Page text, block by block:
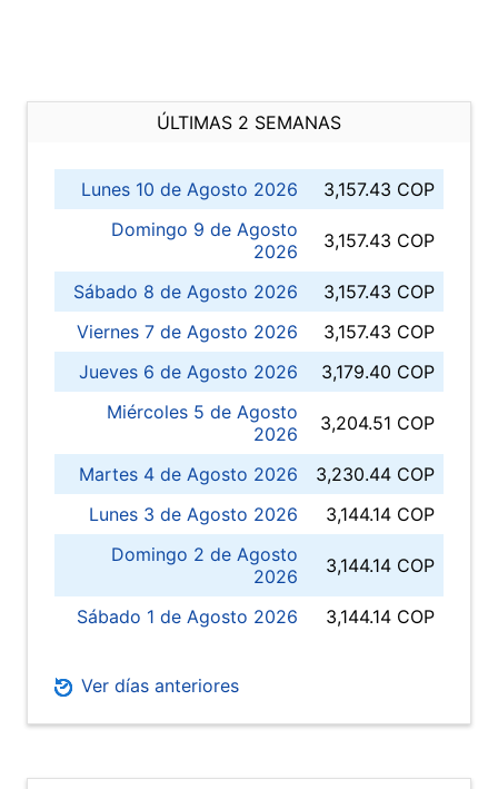
ÚLTIMAS 2 SEMANAS
Lunes 10 de Agosto 2026
3,157.43 COP
Domingo 9 de Agosto
2026
3,157.43 COP
Sábado 8 de Agosto 2026
3,157.43 COP
Viernes 7 de Agosto 2026
3,157.43 COP
Jueves 6 de Agosto 2026
3,179.40 COP
Miércoles 5 de Agosto
2026
3,204.51 COP
Martes 4 de Agosto 2026
3,230.44 COP
Lunes 3 de Agosto 2026
3,144.14 COP
Domingo 2 de Agosto
2026
3,144.14 COP
Sábado 1 de Agosto 2026 3,144.14 COP
Ver días anteriores